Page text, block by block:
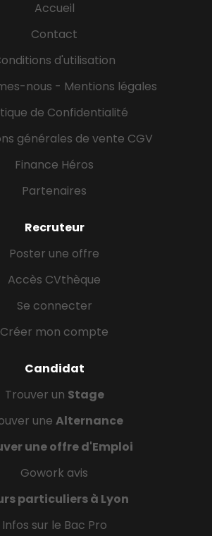
dans le respect de sa dignité,
et de son intimité. *Être à
leur bien-être et au maintien de...
Accueil
Contact
d'utilisation
nous - Mentions légales
de Confidentialité
générales de vente CGV
Finance Héros
Partenaires
Recruteur
Poster une offre
Accès CVthèque
Se connecter
Créer mon compte
Candidat
Trouver un Stage
une Alternance
une offre d'Emploi
Gowork avis
particuliers à Lyon
Infos sur le Bac Pro